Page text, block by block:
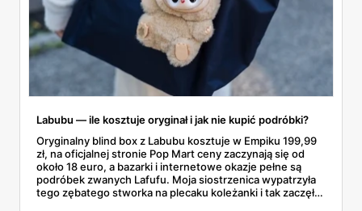
Labubu — ile kosztuje oryginał i jak nie kupić podróbki?
Oryginalny blind box z Labubu kosztuje w Empiku 199,99
zł, na oficjalnej stronie Pop Mart ceny zaczynają się od
około 18 euro, a bazarki i internetowe okazje pełne są
podróbek zwanych Lafufu. Moja siostrzenica wypatrzyła
tego zębatego stworka na plecaku koleżanki i tak zaczęło